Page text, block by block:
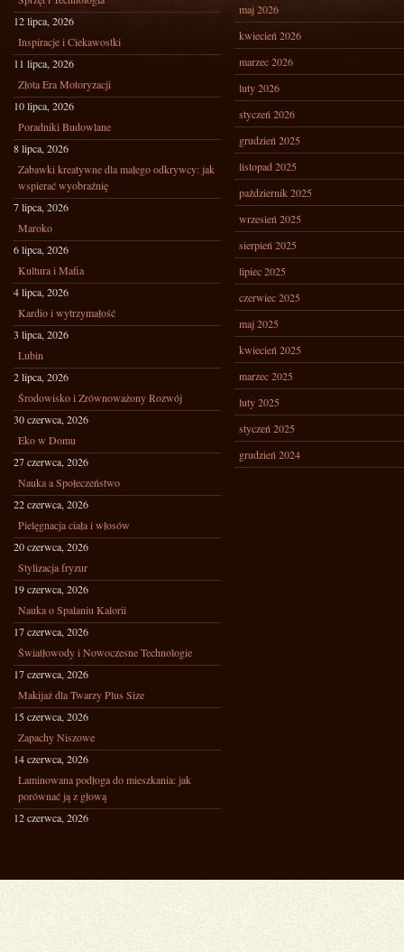
12 lipca, 2026
Inspiracje i Ciekawostki
11 lipca, 2026
Złota Era Motoryzacji
10 lipca, 2026
Poradniki Budowlane
8 lipca, 2026
Zabawki kreatywne dla małego odkrywcy: jak
wspierać wyobraźnię
7 lipca, 2026
Maroko
6 lipca, 2026
Kultura i Mafia
4 lipca, 2026
Kardio i wytrzymałość
3 lipca, 2026
Lubin
2 lipca, 2026
Środowisko i Zrównoważony Rozwój
30 czerwca, 2026
Eko w Domu
27 czerwca, 2026
Nauka a Społeczeństwo
22 czerwca, 2026
Pielęgnacja ciała i włosów
20 czerwca, 2026
Stylizacja fryzur
19 czerwca, 2026
Nauka o Spalaniu Kalorii
17 czerwca, 2026
Światłowody i Nowoczesne Technologie
17 czerwca, 2026
Makijaż dla Twarzy Plus Size
15 czerwca, 2026
Zapachy Niszowe
14 czerwca, 2026
Laminowana podłoga do mieszkania: jak
porównać ją z głową
12 czerwca, 2026
maj 2026
kwiecień 2026
marzec 2026
luty 2026
styczeń 2026
grudzień 2025
listopad 2025
październik 2025
wrzesień 2025
sierpień 2025
lipiec 2025
czerwiec 2025
maj 2025
kwiecień 2025
marzec 2025
luty 2025
styczeń 2025
grudzień 2024